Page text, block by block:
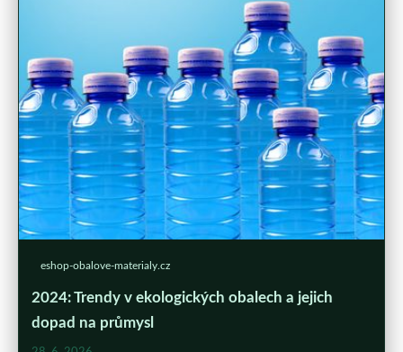
eshop-obalove-materialy.cz
2024: Trendy v ekologických obalech a jejich
dopad na průmysl